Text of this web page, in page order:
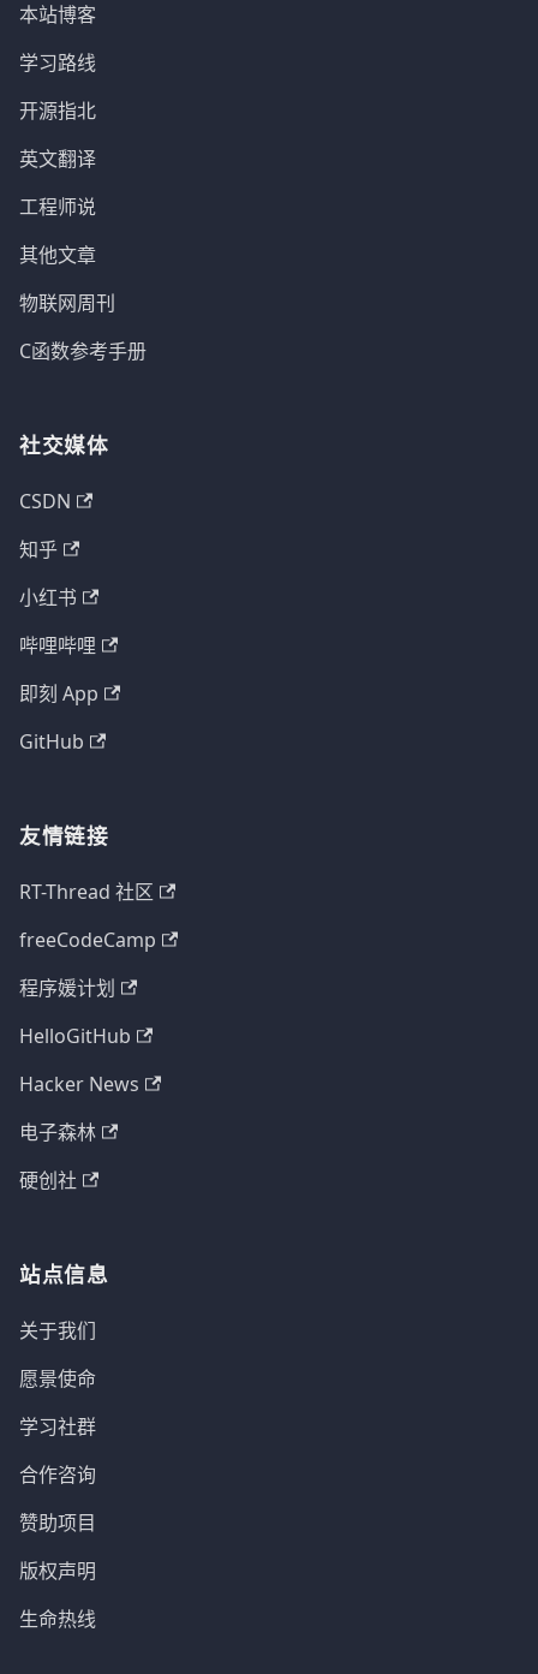
本站博客
学习路线
开源指北
英文翻译
工程师说
其他文章
物联网周刊
C函数参考手册
社交媒体
CSDN
知乎
小红书
哔哩哔哩
即刻 App
GitHub
友情链接
RT-Thread 社区
freeCodeCamp
程序媛计划
HelloGitHub
Hacker News
电子森林
硬创社
站点信息
关于我们
愿景使命
学习社群
合作咨询
赞助项目
版权声明
生命热线